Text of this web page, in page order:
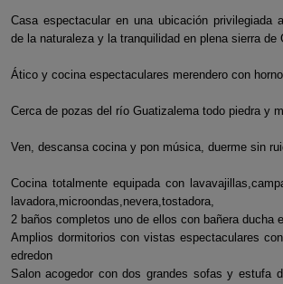
Casa espectacular en una ubicación privilegiada
de la naturaleza y la tranquilidad en plena sierra de
Ático y cocina espectaculares merendero con
Cerca de pozas del río Guatizalema todo piedra y
Ven, descansa cocina y pon música, duerme sin
Cocina totalmente equipada con
lavadora,microondas,nevera,tostadora,
2 baños completos uno de ellos con bañera ducha
Amplios dormitorios con vistas espectaculares
edredon
Salon acogedor con dos grandes sofas y estufa